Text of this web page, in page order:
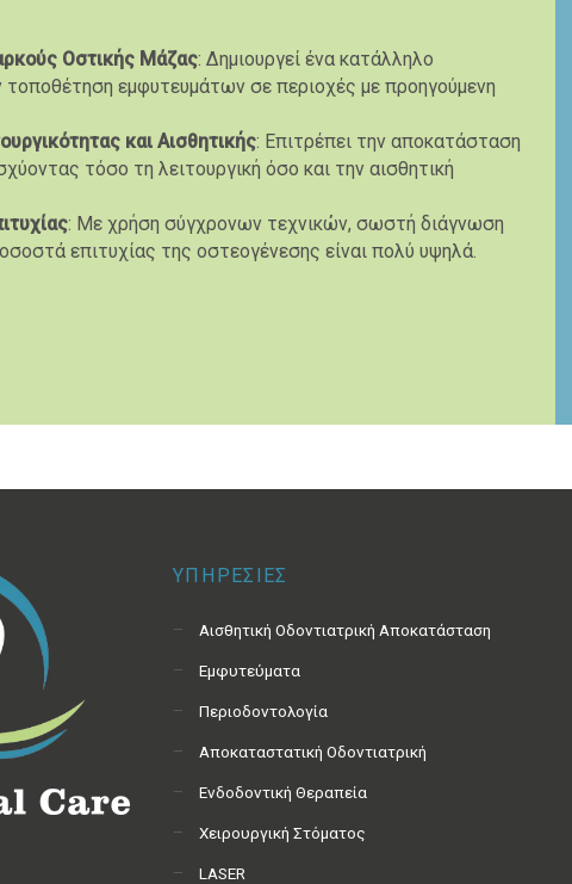
Οστικής Μάζας: Δημιουργεί ένα κατάλληλο
τοποθέτηση εμφυτευμάτων σε περιοχές με προηγούμενη
και Αισθητικής: Επιτρέπει την αποκατάσταση
τόσο τη λειτουργική όσο και την αισθητική
: Με χρήση σύγχρονων τεχνικών, σωστή διάγνωση
επιτυχίας της οστεογένεσης είναι πολύ υψηλά.
ΥΠΗΡΕΣΙΕΣ
Αισθητική Οδοντιατρική Αποκατάσταση
Εμφυτεύματα
Περιοδοντολογία
Αποκαταστατική Οδοντιατρική
Ενδοδοντική Θεραπεία
Χειρουργική Στόματος
LASER